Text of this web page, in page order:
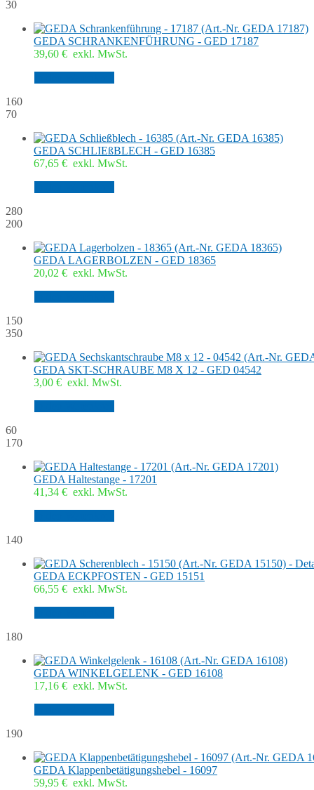
30
GEDA SCHRANKENFÜHRUNG - GED 17187
39,60 € exkl. MwSt.
160
70
GEDA SCHLIEßBLECH - GED 16385
67,65 € exkl. MwSt.
280
200
GEDA LAGERBOLZEN - GED 18365
20,02 € exkl. MwSt.
150
350
GEDA SKT-SCHRAUBE M8 X 12 - GED 04542
3,00 € exkl. MwSt.
60
170
GEDA Haltestange - 17201
41,34 € exkl. MwSt.
140
GEDA ECKPFOSTEN - GED 15151
66,55 € exkl. MwSt.
180
GEDA WINKELGELENK - GED 16108
17,16 € exkl. MwSt.
190
GEDA Klappenbetätigungshebel - 16097
59,95 € exkl. MwSt.